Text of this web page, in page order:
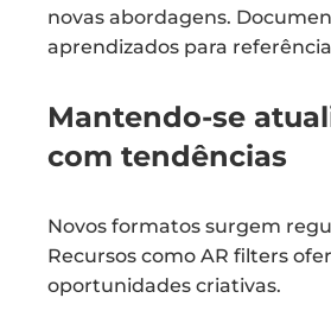
novas abordagens.
aprendizados para
Mantendo-se
com tendências
Novos formatos surgem
Recursos como AR filters
oportunidades criativas.